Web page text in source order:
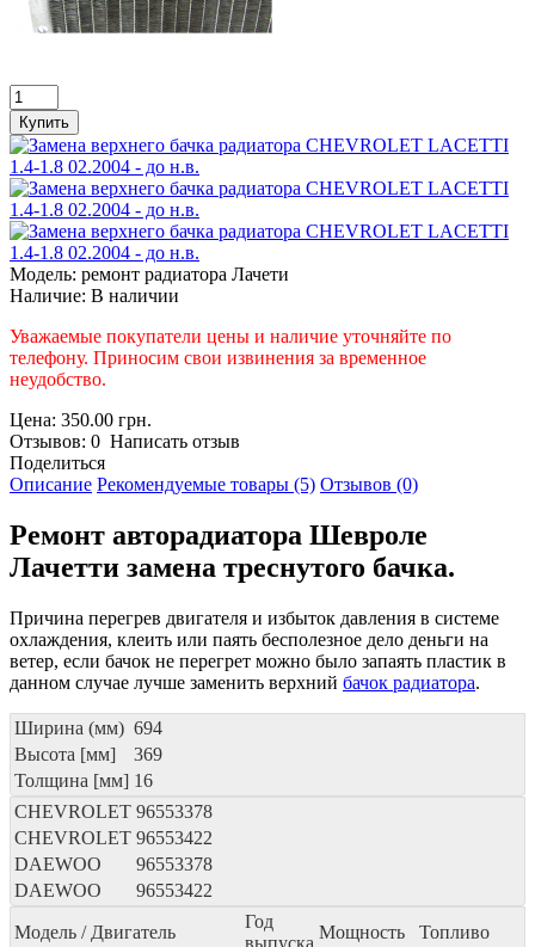
Модель: ремонт радиатора Лачети
Наличие: В наличии
Уважаемые покупатели цены и наличие уточняйте по
телефону. Приносим свои извинения за временное
неудобство.
Цена: 350.00 грн.
Отзывов: 0 Написать отзыв
Поделиться
Описание Рекомендуемые товары (5) Отзывов (0)
Ремонт авторадиатора Шевроле
Лачетти замена треснутого бачка.
Причина перегрев двигателя и избыток давления в системе
охлаждения, клеить или паять бесполезное дело деньги на
ветер, если бачок не перегрет можно было запаять пластик в
данном случае лучше заменить верхний бачок радиатора.
Ширина (мм) 694
Высота [мм]
369
Толщина [мм] 16
CHEVROLET 96553378
CHEVROLET 96553422
DAEWOO
96553378
DAEWOO
96553422
Модель / Двигатель
Год
выпуска
Мощность
Топливо